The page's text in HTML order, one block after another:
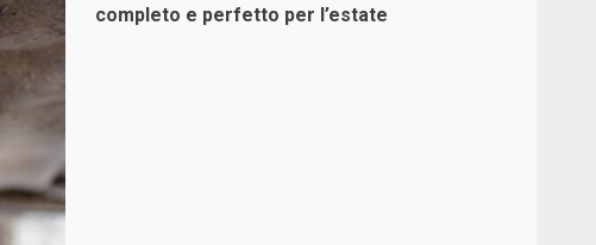
completo e perfetto per l’estate